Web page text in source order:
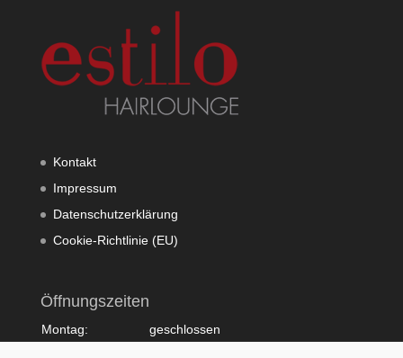
Kontakt
Impressum
Datenschutzerklärung
Cookie-Richtlinie (EU)
Öffnungszeiten
Montag:
geschlossen